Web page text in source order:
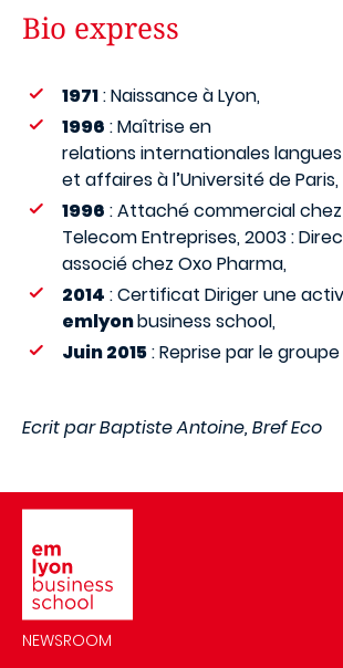
Bio express
1971: Naissance à Lyon,
1996 : Maîtrise en
relations internationales langues
et affaires à l’Université de Paris,
1996 : Attaché commercial
Telecom Entreprises, 2003 :
associé chez Oxo Pharma,
2014 : Certificat Diriger une
emlyonbusiness school,
Juin 2015: Reprise par le
Ecrit par Baptiste Antoine, Bref Eco
NEWSROOM